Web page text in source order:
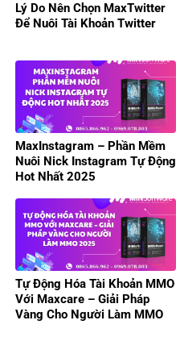
Lý Do Nên Chọn MaxTwitter
Để Nuôi Tài Khoản Twitter
MaxInstagram – Phần Mềm
Nuôi Nick Instagram Tự Động
Hot Nhất 2025
Tự Động Hóa Tài Khoản MMO
Với Maxcare – Giải Pháp
Vàng Cho Người Làm MMO